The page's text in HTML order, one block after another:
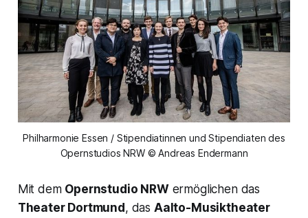
Philharmonie Essen / Stipendiatinnen und Stipendiaten des
Opernstudios NRW © Andreas Endermann
Mit dem Opernstudio NRWermöglichen das
Theater Dortmund, das Aalto-Musiktheater